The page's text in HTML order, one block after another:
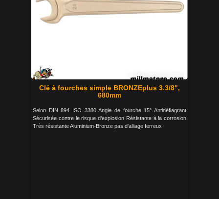
Clé à fourches simple BRONZEplus 3.3/8",
680mm
Selon DIN 894 ISO 3380 Angle de fourche 15° Antidéflagrant
Sécurisée contre le risque d'explosion Résistante à la corrosion
Très résistante Aluminium-Bronze pas d'alliage ferreux